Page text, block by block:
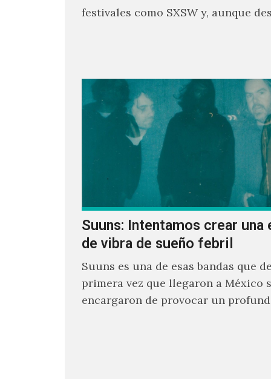
festivales como SXSW y, aunque
Suuns: Intentamos crear una
de vibra de sueño febril
Suuns es una de esas bandas que
primera vez que llegaron a México
encargaron de provocar un